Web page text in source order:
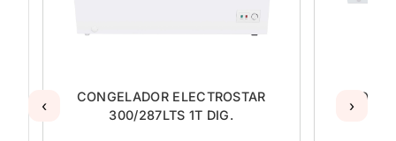
CONGELADOR ELECTROSTAR
300/287LTS 1T DIG.
‹ ›